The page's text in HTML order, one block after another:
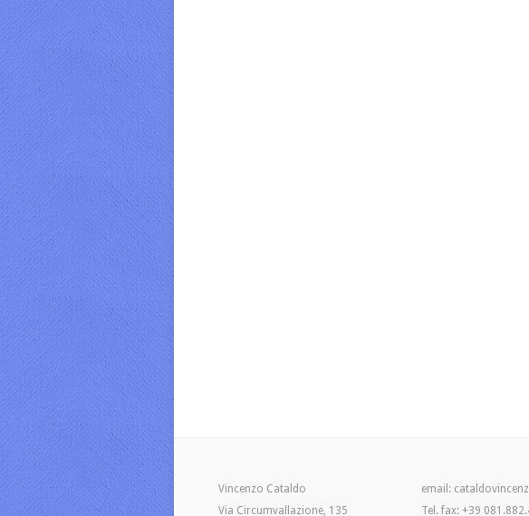
Vincenzo Cataldo
Via Circumvallazione, 135
email:
Tel. fax: +39